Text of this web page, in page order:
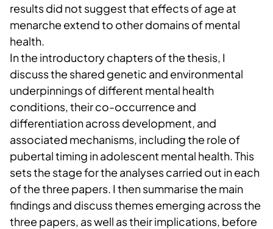
results did not suggest that effects of age at
menarche extend to other domains of mental
health.
In the introductory chapters of the thesis, I
discuss the shared genetic and environmental
underpinnings of different mental health
conditions, their co-occurrence and
differentiation across development, and
associated mechanisms, including the role of
pubertal timing in adolescent mental health. This
sets the stage for the analyses carried out in each
of the three papers. I then summarise the main
findings and discuss themes emerging across the
three papers, as well as their implications, before